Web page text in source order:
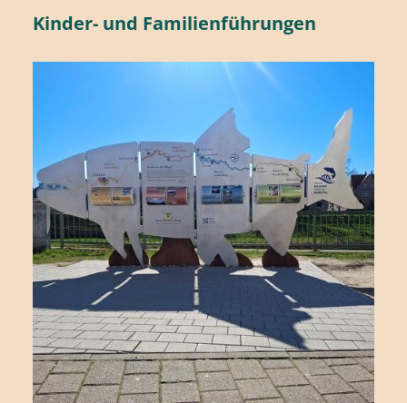
Kinder- und Familienführungen